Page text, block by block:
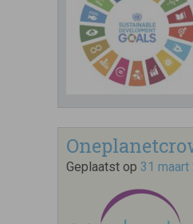
Geplaatst op 31 maart